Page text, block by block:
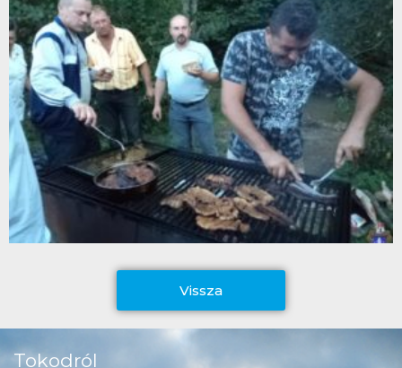
Vissza
Tokodról